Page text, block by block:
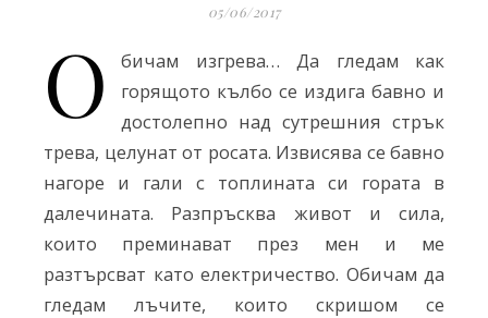
05/06/2017
О
бичам изгрева… Да гледам как
горящото кълбо се издига бавно и
достолепно над сутрешния стрък
трева, целунат от росата. Извисява се бавно
нагоре и гали с топлината си гората в
далечината. Разпръсква живот и сила,
които преминават през мен и ме
разтърсват като електричество. Обичам да
гледам лъчите, които скришом се